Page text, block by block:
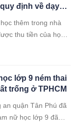
định về dạy
thêm trong nhà
thu tiền của học
lớp 9 ném thai
trống ở TPHCM
an quận Tân Phú đã
nữ học lớp 9 đã